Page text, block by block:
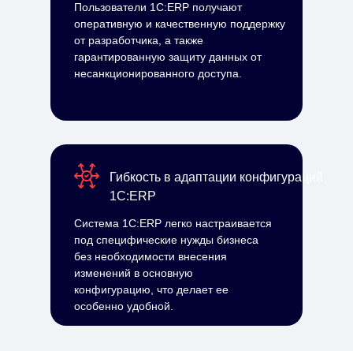
Гибкость в адаптации конфигураций
1С:ERP
Система 1С:ERP легко настраивается
под специфические нужды бизнеса
без необходимости внесения
изменений в основную
конфигурацию, что делает ее
особенно удобной.
Пользователи 1С:ERP получают
оперативную и качественную поддержку
от разработчика, а также
гарантированную защиту данных от
несанкционированного доступа.